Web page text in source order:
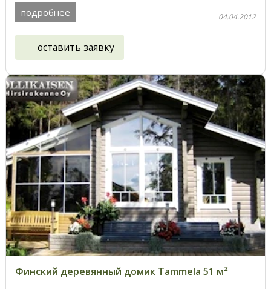
подробнее 04.04.2012
оставить заявку
Финский деревянный домик Tammela 51 м²